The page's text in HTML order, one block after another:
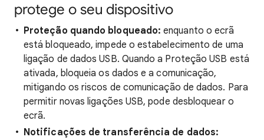
protege o seu dispositivo
Proteção quando bloqueado: enquanto o ecrã
está bloqueado, impede o estabelecimento de uma
ligação de dados USB. Quando a Proteção USB está
ativada, bloqueia os dados e a comunicação,
mitigando os riscos de comunicação de dados. Para
permitir novas ligações USB, pode desbloquear o
ecrã.
Notificações de transferência de dados: